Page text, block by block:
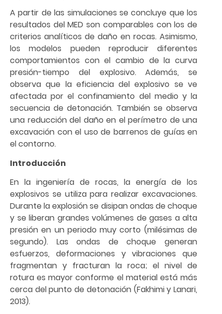
A partir de las simulaciones se concluye que los
resultados del MED son comparables con los de
criterios analíticos de daño en rocas. Asimismo,
los modelos pueden reproducir diferentes
comportamientos con el cambio de la curva
presión-tiempo del explosivo. Además, se
observa que la eficiencia del explosivo se ve
afectada por el confinamiento del medio y la
secuencia de detonación. También se observa
una reducción del daño en el perímetro de una
excavación con el uso de barrenos de guías en
el contorno.
Introducción
En la ingeniería de rocas, la energía de los
explosivos se utiliza para realizar excavaciones.
Durante la explosión se disipan ondas de choque
y se liberan grandes volúmenes de gases a alta
presión en un periodo muy corto (milésimas de
segundo). Las ondas de choque generan
esfuerzos, deformaciones y vibraciones que
fragmentan y fracturan la roca; el nivel de
rotura es mayor conforme el material está más
cerca del punto de detonación (Fakhimi y Lanari,
2013).